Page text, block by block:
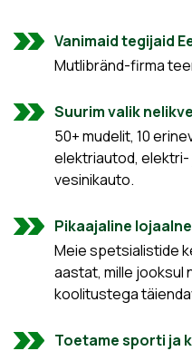
Vanimaid tegijaid
Mutlibränd-firma
Suurim valik
50+ mudelit, 10
elektriautod, elektri-
vesinikauto.
Pikaajaline
Meie spetsialistide
aastat, mille jooksul
koolitustega
Toetame sporti ja